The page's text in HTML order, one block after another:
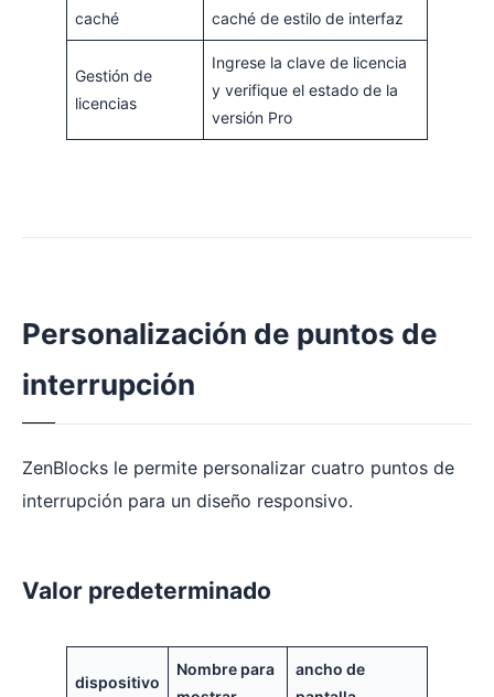
caché
caché de estilo de interfaz
Gestión de
licencias
Ingrese la clave de licencia
y verifique el estado de la
versión Pro
Personalización de puntos de
interrupción
ZenBlocks le permite personalizar cuatro puntos de
interrupción para un diseño responsivo.
Valor predeterminado
dispositivo
Nombre para
ancho de